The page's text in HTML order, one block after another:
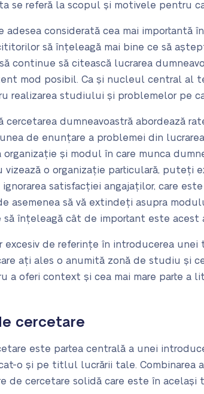
se referă la scopul și motivele pentru
adesea considerată cea mai
să înțeleagă mai bine ce să
continue să citească lucrarea
mod posibil. Ca și nucleul central al
realizarea studiului și problemelor pe
cercetarea dumneavoastră abordează
de enunțare a problemei din
organizație și modul în care munca
vizează o organizație particulară,
satisfacției angajaților, care
asemenea să vă extindeți asupra
să înțeleagă cât de important este acest
excesiv de referințe în introducerea
ați ales o anumită zonă de studiu și
a oferi context și cea mai mare parte
cercetare
este partea centrală a unei
o și pe titlul lucrării tale. Combinarea
de cercetare solidă care este în același